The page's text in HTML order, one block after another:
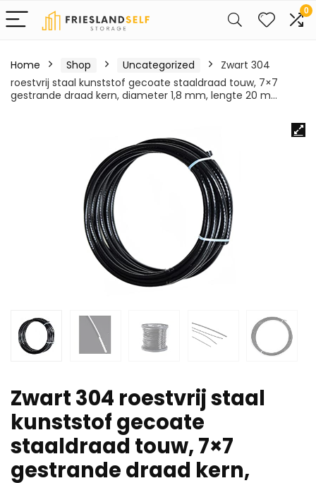
0
Home Shop Uncategorized
Zwart 304
roestvrij staal kunststof gecoate staaldraad touw, 7×7
gestrande draad kern, diameter 1,8 mm, lengte 20 m…
Zwart 304 roestvrij staal
kunststof gecoate
staaldraad touw, 7×7
gestrande draad kern,